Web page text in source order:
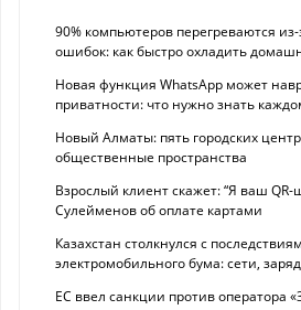
90% компьютеров перегреваются
ошибок: как быстро охладить
Новая функция WhatsApp может
приватности: что нужно знать
Новый Алматы: пять городских
общественные пространства
Взрослый клиент скажет: “Я ваш
Сулейменов об оплате картами
Казахстан столкнулся с
электромобильного бума: сети,
ЕС ввел санкции против оператора